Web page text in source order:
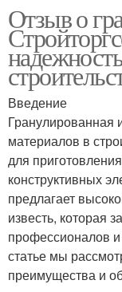
Отзыв о
Введение
Гранулированная
материалов в
для
конструктивных
предлагает
известь, которая
профессионалов
статье мы
преимущества и